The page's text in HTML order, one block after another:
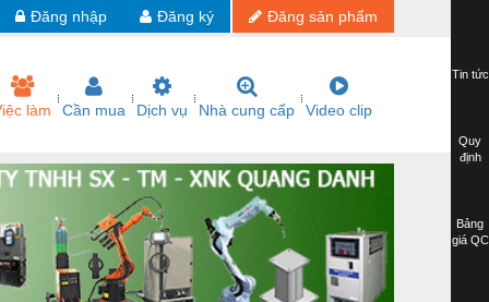
Đăng sản phẩm
Đăng ký
Đăng nhập
làm Cần mua Dịch vụ Nhà cung cấp Video clip
Tin tức
Quy
định
Bảng
giá QC